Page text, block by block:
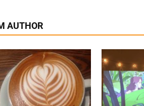
AUTHOR